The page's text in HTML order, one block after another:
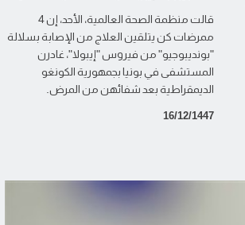
قالت منظمة الصحة العالمية، الأحد، إن 4
ممرضات كن يتلقين العلاج من الإصابة بسلالة
"بونديبوجيو" من فيروس "إيبولا"، غادرن
المستشفى في بونيا بجمهورية الكونغو
الديمقراطية بعد شفائهن من المرض.
16/12/1447